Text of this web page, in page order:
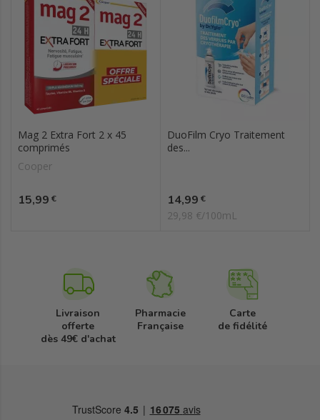
Mag 2 Extra Fort 2 x 45
comprimés
Cooper
Prix
15,99 €
DuoFilm Cryo Traitement
des...
Prix
14,99 €
29,98 €/100mL
Livraison
offerte
dès 49€ d'achat
Pharmacie
Française
Carte
de fidélité